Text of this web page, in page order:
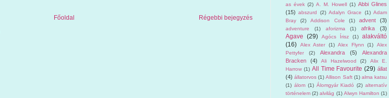
Régebbi bejegyzés
Főoldal
as évek (2) A. M. Howell (1) Abbi Glines
(15) abszurd (2) Adalyn Grace (1) Adam
Bray
(2) Addison Cole (1) advent (3)
adventure (1) aforizma (1) afrika (3)
Agave (29) Agócs Írisz (1)
alakváltó
(16)
Alex Aster (1) Alex Flynn (1)
Alex
Pettyfer
(2) Alexandra (5)
Alexandra
Bracken
(4) Ali Hazelwood (2)
Alix E.
Harrow (1) All Time Favourite (29) állat
(4) állatorvos (1) Allison Saft (1) alma katsu
(1) álom (1) Álomgyár Kiadó (2) alternatív
történelem (2) alvilág (1) Alwyn Hamilton (1)